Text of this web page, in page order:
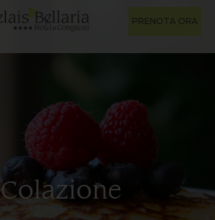
PRENOTA ORA
Colazione